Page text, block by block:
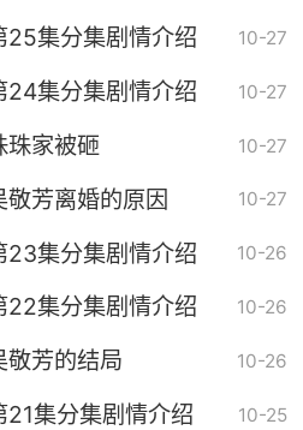
25集分集剧情介绍 10-27
24集分集剧情介绍 10-27
珠家被砸 10-27
敬芳离婚的原因 10-27
23集分集剧情介绍 10-26
22集分集剧情介绍 10-26
敬芳的结局 10-26
21集分集剧情介绍 10-25